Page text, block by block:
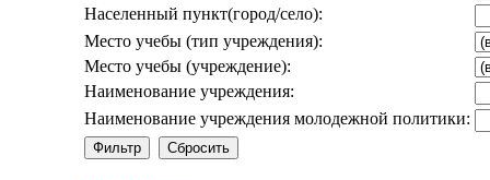
Населенный пункт(город/село):
Место учебы (тип учреждения):
Место учебы (учреждение):
Наименование учреждения:
Наименование учреждения молодежной политики: